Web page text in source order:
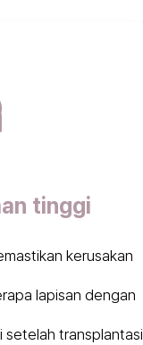
tinggi
kerusakan
lapisan dengan